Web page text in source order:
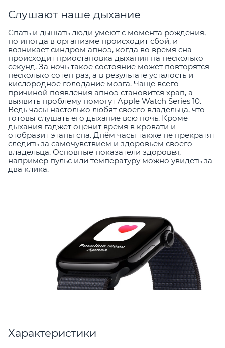
Слушают наше дыхание
Спать и дышать люди умеют с момента рождения,
но иногда в организме происходит сбой, и
возникает синдром апноэ, когда во время сна
происходит приостановка дыхания на несколько
секунд. За ночь такое состояние может повторятся
несколько сотен раз, а в результате усталость и
кислородное голодание мозга. Чаще всего
причиной появления апноэ становится храп, а
выявить проблему помогут Apple Watch Series 10.
Ведь часы настолько любят своего владельца, что
готовы слушать его дыхание всю ночь. Кроме
дыхания гаджет оценит время в кровати и
отобразит этапы сна. Днём часы также не прекратят
следить за самочувствием и здоровьем своего
владельца. Основные показатели здоровья,
например пульс или температуру можно увидеть за
два клика.
Характеристики